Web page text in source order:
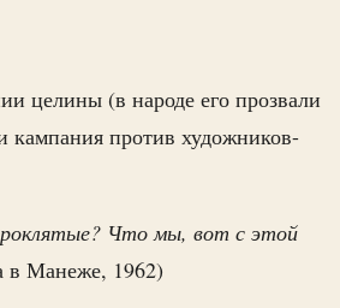
целины (в народе его прозвали
кампания против художников-
Что мы, вот с этой
в Манеже, 1962)